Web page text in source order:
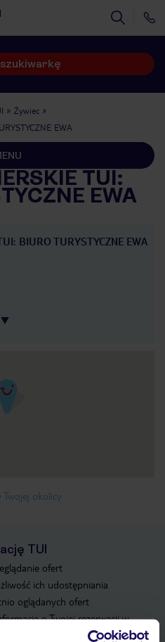
Żywiec
EWA
TUI:
EWA
BIURO TURYSTYCZNE EWA
okolicy
TUI
ofert
ich udostępniania
oglądanych ofert
o Twojej rezerwacji w